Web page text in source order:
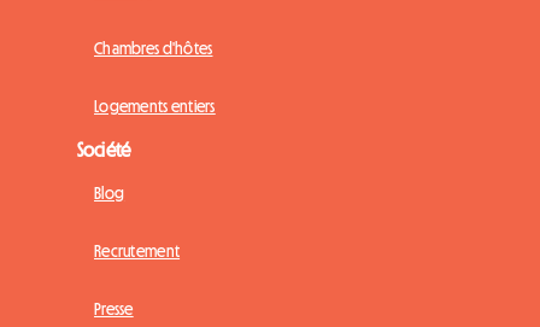
Chambres d'hôtes
Logements entiers
Société
Blog
Recrutement
Presse